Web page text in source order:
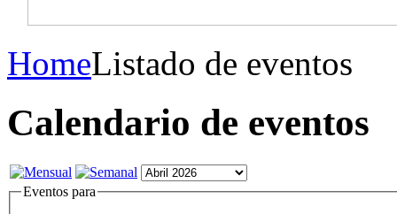
HomeListado de eventos
Calendario de eventos
Eventos para